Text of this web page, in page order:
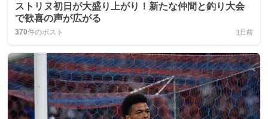
ストリヌ初日が大盛り上がり！新たな仲間と釣り大会
で歓喜の声が広がる
370件のポスト 1日前